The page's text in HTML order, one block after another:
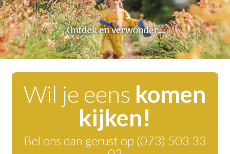
Wil je eens komen
kijken!
Bel ons dan gerust op (073) 503 33